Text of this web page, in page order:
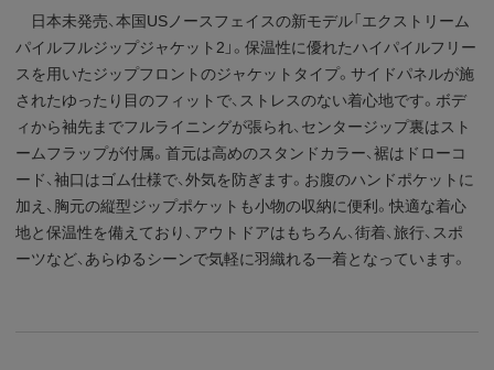
日本未発売、本国USノースフェイスの新モデル「エクストリーム
パイルフルジップジャケット2」。保温性に優れたハイパイルフリー
スを用いたジップフロントのジャケットタイプ。サイドパネルが施
されたゆったり目のフィットで、ストレスのない着心地です。ボデ
ィから袖先までフルライニングが張られ、センタージップ裏はスト
ームフラップが付属。首元は高めのスタンドカラー、裾はドローコ
ード、袖口はゴム仕様で、外気を防ぎます。お腹のハンドポケットに
加え、胸元の縦型ジップポケットも小物の収納に便利。快適な着心
地と保温性を備えており、アウトドアはもちろん、街着、旅行、スポ
ーツなど、あらゆるシーンで気軽に羽織れる一着となっています。